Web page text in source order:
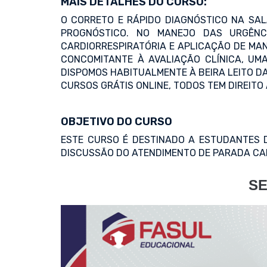
O CORRETO E RÁPIDO DIAGNÓSTICO NA
PROGNÓSTICO. NO MANEJO DAS
CARDIORRESPIRATÓRIA E APLICAÇÃO DE
CONCOMITANTE À AVALIAÇÃO CLÍNICA,
DISPOMOS HABITUALMENTE À BEIRA LEITO
CURSOS GRÁTIS ONLINE, TODOS TEM
OBJETIVO DO CURSO
ESTE CURSO É DESTINADO A
DISCUSSÃO DO ATENDIMENTO DE PARADA